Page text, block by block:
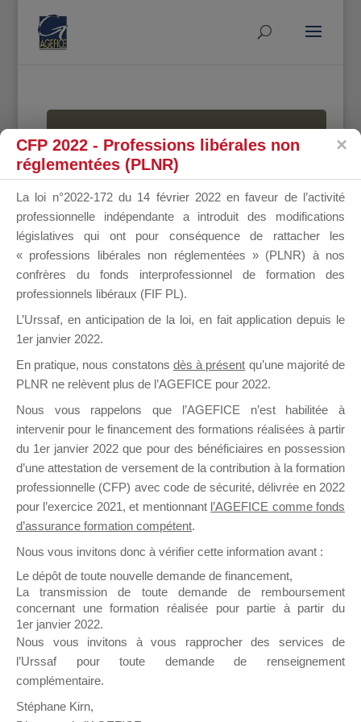
MALLETTE
DU
DIRIGEANT
Groupe Public
il y a un mois
Ce groupe est destiné aux Organismes de
Formation qui souhaitent répondre à l’Appel à
Propositions Mallette du Dirigeant.
sur lequel il est possible de laisser un message
ou poser une question.
NB : Il est nécessaire d’être
pouvoir rejoindre ce groupe
CFP 2022 - Professions libérales non
réglementées (PLNR)
La loi n°2022-172 du 14 février 2022 en faveur de l’activité
professionnelle indépendante a introduit des modifications
législatives qui ont pour conséquence de rattacher les
« professions libérales non réglementées » (PLNR) à nos
confrères du fonds interprofessionnel de formation des
professionnels libéraux (FIF PL).
L’Urssaf, en anticipation de la loi, en fait application depuis le
1er janvier 2022.
En pratique, nous constatons dès à présent qu’une majorité de
PLNR ne relèvent plus de l’AGEFICE pour 2022.
Nous vous rappelons que l’AGEFICE n’est habilitée à
intervenir pour le financement des formations réalisées à partir
du 1er janvier 2022 que pour des bénéficiaires en possession
d’une attestation de versement de la contribution à la formation
professionnelle (CFP) avec code de sécurité, délivrée en 2022
pour l’exercice 2021, et mentionnant l’AGEFICE comme fonds
d’assurance formation compétent.
Nous vous invitons donc à vérifier cette information avant :
Le dépôt de toute nouvelle demande de financement,
La transmission de toute demande de remboursement
concernant une formation réalisée pour partie à partir du
1er janvier 2022.
Nous vous invitons à vous rapprocher des services de
l’Urssaf pour toute demande de renseignement
complémentaire.
Stéphane Kirn,